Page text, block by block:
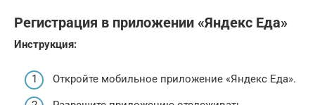
Регистрация в приложении «Яндекс Еда»
Инструкция:
Откройте мобильное приложение «Яндекс Еда».